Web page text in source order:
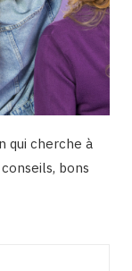
qui cherche à
bons